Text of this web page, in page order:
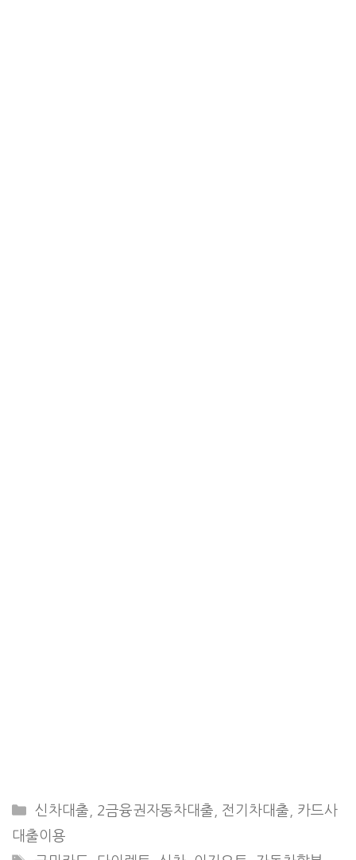
CATEGORIES
신차대출 2금융권자동차대출 전기차대출
카드사
대출이용